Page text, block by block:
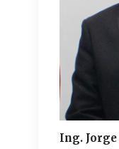
Ing.